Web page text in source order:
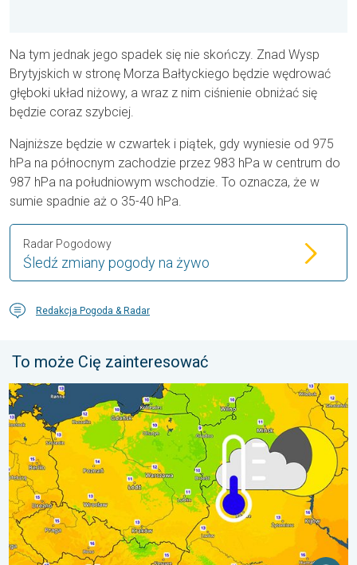
Na tym jednak jego spadek się nie skończy. Znad Wysp
Brytyjskich w stronę Morza Bałtyckiego będzie wędrować
głęboki układ niżowy, a wraz z nim ciśnienie obniżać się
będzie coraz szybciej.
Najniższe będzie w czwartek i piątek, gdy wyniesie od 975
hPa na północnym zachodzie przez 983 hPa w centrum do
987 hPa na południowym wschodzie. To oznacza, że w
sumie spadnie aż o 35-40 hPa.
Śledź zmiany pogody na żywo
Radar Pogodowy
Redakcja Pogoda & Radar
To może Cię zainteresować
Wracają rześkie noce. Chłodniejsze powietrze. . . czwartek, 6